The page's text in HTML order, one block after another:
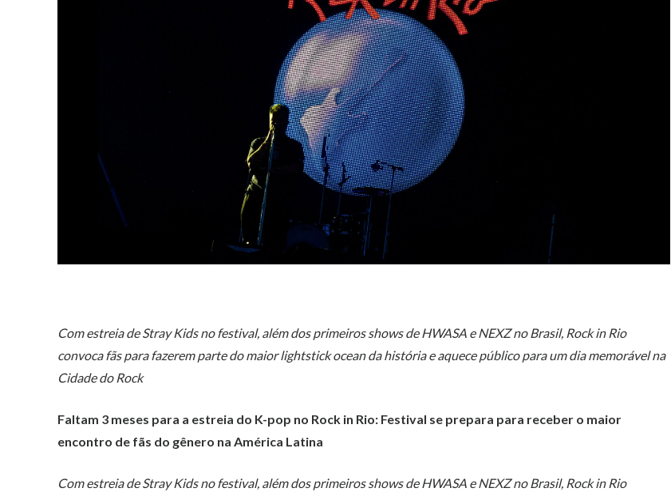
Com estreia de Stray Kids no festival, além dos primeiros shows de HWASA e NEXZ no Brasil, Rock in Rio
convoca fãs para fazerem parte do maior lightstick ocean da história e aquece público para um dia memorável na
Cidade do Rock
Faltam 3 meses para a estreia do K-pop no Rock in Rio: Festival se prepara para receber o maior
encontro de fãs do gênero na América Latina
Com estreia de Stray Kids no festival, além dos primeiros shows de HWASA e NEXZ no Brasil, Rock in Rio